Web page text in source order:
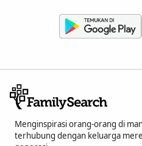
Menginspirasi orang-orang di
terhubung dengan keluarga